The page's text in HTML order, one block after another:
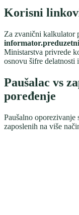
Korisni
Za zvanični kalkulator
Ministarstva privrede
osnovu šifre delatnosti
Paušalac vs
poređenje
Paušalno oporezivanje
zaposlenih na više